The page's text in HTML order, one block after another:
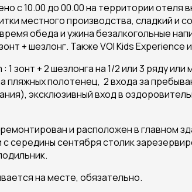
с 10.00 до 00.00 на территории отеля
местного производства, сладкий и
обеда и ужина безалкогольные
+ шезлонг. Также VOI Kids Experience
зонт + 2 шезлонга на 1/2 или 3 ряду
пляжных полотенец, 2 входа за
эксклюзивный вход в
и расположен в главном
середины сентября столик
на месте, обязательно.